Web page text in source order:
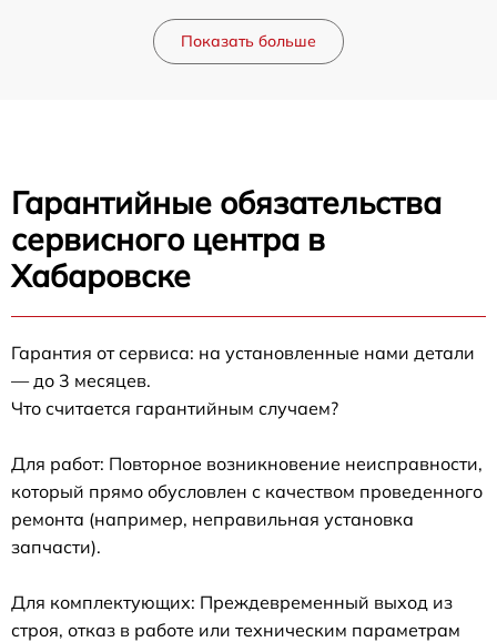
Показать больше
Гарантийные обязательства
сервисного центра в
Хабаровске
Гарантия от сервиса: на установленные нами детали
— до 3 месяцев.
Что считается гарантийным случаем?
Для работ: Повторное возникновение неисправности,
который прямо обусловлен с качеством проведенного
ремонта (например, неправильная установка
запчасти).
Для комплектующих: Преждевременный выход из
строя, отказ в работе или техническим параметрам